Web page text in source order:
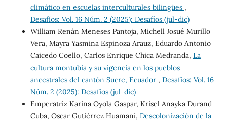
climático en escuelas interculturales bilingües ,
Desafíos: Vol. 16 Núm. 2 (2025): Desafíos (jul-dic)
William Renán Meneses Pantoja, Michell Josué Murillo
Vera, Mayra Yasmina Espinoza Arauz, Eduardo Antonio
Caicedo Coello, Carlos Enrique Chica Medranda, La
cultura montubia y su vigencia en los pueblos
ancestrales del cantón Sucre, Ecuador , Desafíos: Vol. 16
Núm. 2 (2025): Desafíos (jul-dic)
Emperatriz Karina Oyola Gaspar, Krisel Anayka Durand
Cuba, Oscar Gutiérrez Huamaní, Descolonización de la